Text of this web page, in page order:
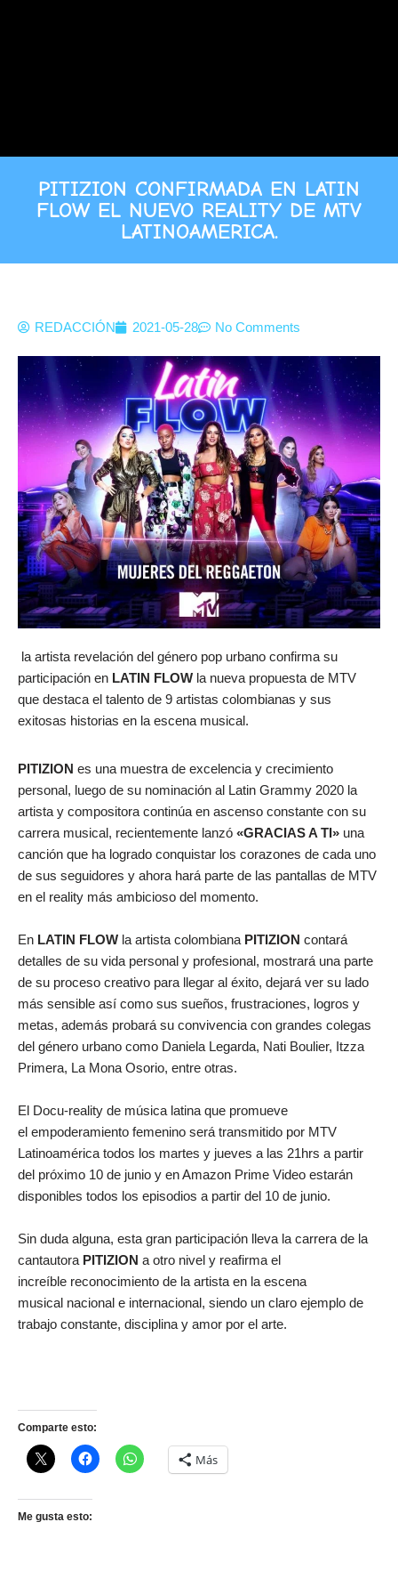
PITIZION CONFIRMADA EN LATIN
FLOW EL NUEVO REALITY DE MTV
LATINOAMERICA.
REDACCIÓN 2021-05-28 No Comments
la artista revelación del género pop urbano confirma su
participación en LATIN FLOW la nueva propuesta de MTV
que destaca el talento de 9 artistas colombianas y sus
exitosas historias en la escena musical.
PITIZION es una muestra de excelencia y crecimiento
personal, luego de su nominación al Latin Grammy 2020 la
artista y compositora continúa en ascenso constante con su
carrera musical, recientemente lanzó «GRACIAS A TI» una
canción que ha logrado conquistar los corazones de cada uno
de sus seguidores y ahora hará parte de las pantallas de MTV
en el reality más ambicioso del momento.
En LATIN FLOW la artista colombiana PITIZION contará
detalles de su vida personal y profesional, mostrará una parte
de su proceso creativo para llegar al éxito, dejará ver su lado
más sensible así como sus sueños, frustraciones, logros y
metas, además probará su convivencia con grandes colegas
del género urbano como Daniela Legarda, Nati Boulier, Itzza
Primera, La Mona Osorio, entre otras.
El Docu-reality de música latina que promueve
el empoderamiento femenino será transmitido por MTV
Latinoamérica todos los martes y jueves a las 21hrs a partir
del próximo 10 de junio y en Amazon Prime Video estarán
disponibles todos los episodios a partir del 10 de junio.
Sin duda alguna, esta gran participación lleva la carrera de la
cantautora PITIZION a otro nivel y reafirma el
increíble reconocimiento de la artista en la escena
musical nacional e internacional, siendo un claro ejemplo de
trabajo constante, disciplina y amor por el arte.
Comparte esto:
Más
Me gusta esto: